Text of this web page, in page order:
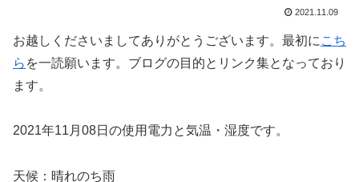
2021.11.09
お越しくださいましてありがとうございます。最初に こち
ら を一読願います。ブログの目的とリンク集となっており
ます。
2021年11月08日の使用電力と気温・湿度です。
天候：晴れのち雨